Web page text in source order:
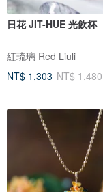
日花 JIT-HUE 光飲杯
紅琉璃 Red Liuli
NT$ 1,303 NT$ 1,480